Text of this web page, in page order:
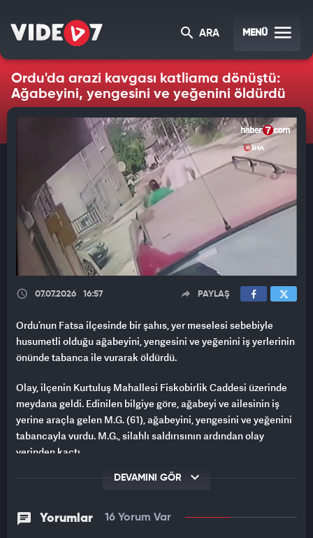
ARA MENÜ
Ordu'da arazi kavgası katliama dönüştü:
Ağabeyini, yengesini ve yeğenini öldürdü
07.07.2026 16:57 PAYLAŞ
Ordu’nun Fatsa ilçesinde bir şahıs, yer meselesi sebebiyle
husumetli olduğu ağabeyini, yengesini ve yeğenini iş yerlerinin
önünde tabanca ile vurarak öldürdü.
Olay, ilçenin Kurtuluş Mahallesi Fiskobirlik Caddesi üzerinde
meydana geldi. Edinilen bilgiye göre, ağabeyi ve ailesinin iş
yerine araçla gelen M.G. (61), ağabeyini, yengesini ve yeğenini
tabancayla vurdu. M.G., silahlı saldırısının ardından olay
yerinden kaçtı.
Saldırıda kurşunlar anne Emine Gülen (58), baba Mehmet
üzerine olay yerine çok sayıda sağlık ve polis ekipleri sevk
edildi. Sağlık ekiplerinin yaptıkları incelemelerde Resul
DEVAMINI GÖR
Yorumlar 16 Yorum Var